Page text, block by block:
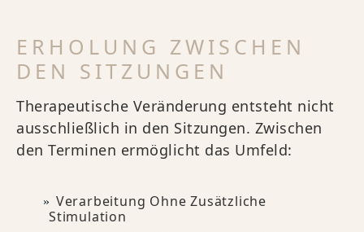
ERHOLUNG ZWISCHEN
DEN SITZUNGEN
Therapeutische Veränderung entsteht nicht
ausschließlich in den Sitzungen. Zwischen
den Terminen ermöglicht das Umfeld:
Verarbeitung Ohne Zusätzliche
Stimulation